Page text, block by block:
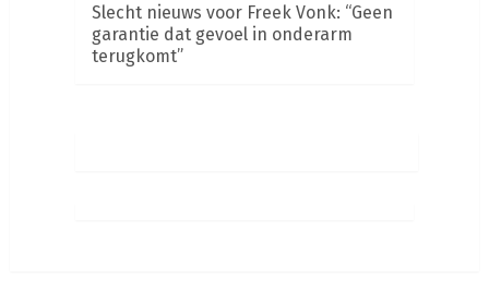
Slecht nieuws voor Freek Vonk: “Geen
garantie dat gevoel in onderarm
terugkomt”